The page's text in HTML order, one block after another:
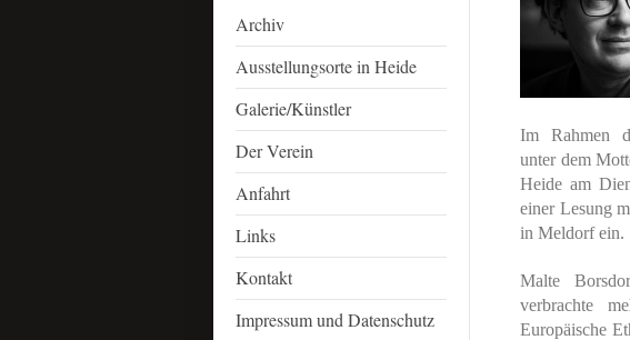
Archiv
Ausstellungsorte in Heide
Galerie/Künstler
Der Verein
Anfahrt
Links
Kontakt
Impressum und Datenschutz
Im Rahmen
unter dem
Heide am
einer Lesung
in Meldorf ein.
Malte
verbrachte
Europäische